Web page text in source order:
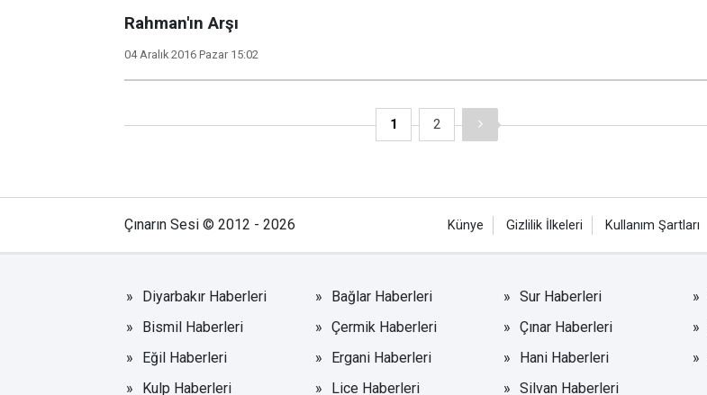
Rahman'ın Arşı
04 Aralık 2016 Pazar 15:02
1 2
Çınarın Sesi © 2012 - 2026 Künye Gizlilik İlkeleri Kullanım Şartları
Diyarbakır Haberleri Bağlar Haberleri Sur Haberleri
Bismil Haberleri
Çermik Haberleri Çınar Haberleri
Eğil Haberleri
Ergani Haberleri Hani Haberleri
Kulp Haberleri
Lice Haberleri Silvan Haberleri